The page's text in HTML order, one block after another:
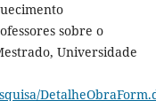
sobre o
Universidade